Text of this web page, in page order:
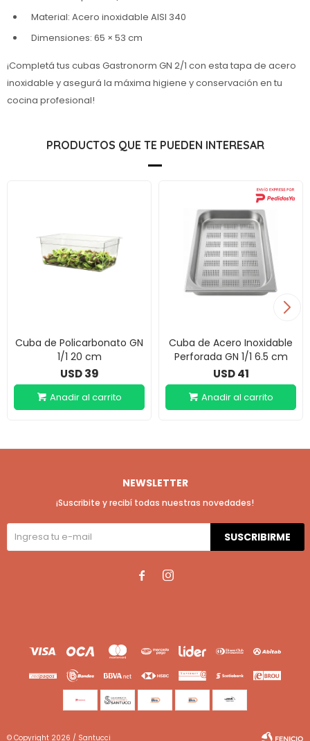
Material: Acero inoxidable AISI 340
Dimensiones: 65 × 53 cm
¡Completá tus cubas Gastronorm GN 2/1 con esta tapa de acero
inoxidable y asegurá la máxima higiene y conservación en tu
cocina profesional!
PRODUCTOS QUE TE PUEDEN INTERESAR
Cuba de Policarbonato GN
1/1 20 cm
USD 39
Cuba de Acero Inoxidable
Perforada GN 1/1 6.5 cm
USD 41
NEWSLETTER
¡Suscribite y recibí todas nuestras novedades!
SUSCRIBIRME
 
© Copyright 2026 / Santucci